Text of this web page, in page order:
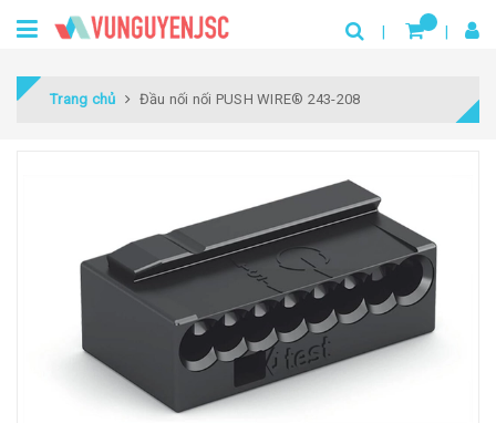
Trang chủ Đầu nối nối PUSH WIRE® 243-208